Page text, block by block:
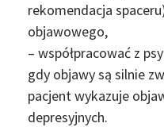
rekomendacja
objawowego,
– współpracować z
gdy objawy są silnie
pacjent wykazuje
depresyjnych.